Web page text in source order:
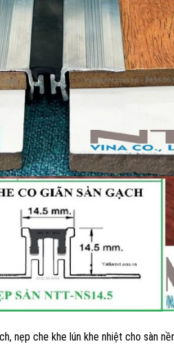
nẹp che khe lún khe nhiệt cho sàn